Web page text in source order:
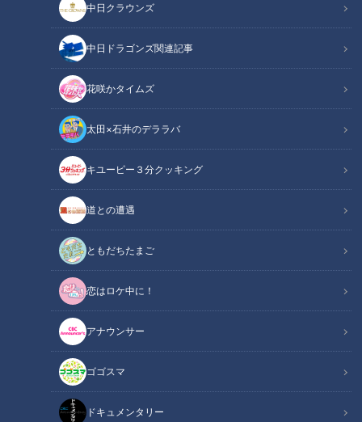
中日クラウンズ
中日ドラゴンズ関連記事
花咲かタイムズ
太田×石井のデララバ
キユーピー３分クッキング
道との遭遇
ともだちたまご
恋はロケ中に！
アナウンサー
ゴゴスマ
ドキュメンタリー
CBCテレビ『花咲かタイムズ』うなずキング
この記事の画像（全7枚）